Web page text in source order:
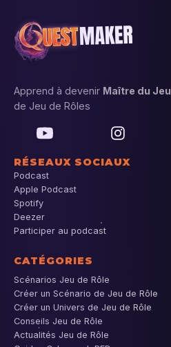
Apprend à devenir Maître du Jeu
de Jeu de Rôles
RÉSEAUX SOCIAUX
Podcast
Apple Podcast
Spotify
Deezer
Participer au podcast
CATÉGORIES
Scénarios Jeu de Rôle
Créer un Scénario de Jeu de Rôle
Créer un Univers de Jeu de Rôle
Conseils Jeu de Rôle
Actualités Jeu de Rôle